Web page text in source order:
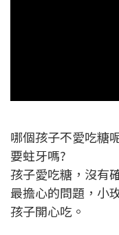
哪個孩子不愛吃糖
要蛀牙嗎?
孩子愛吃糖，沒有
最擔心的問題，小
孩子開心吃。